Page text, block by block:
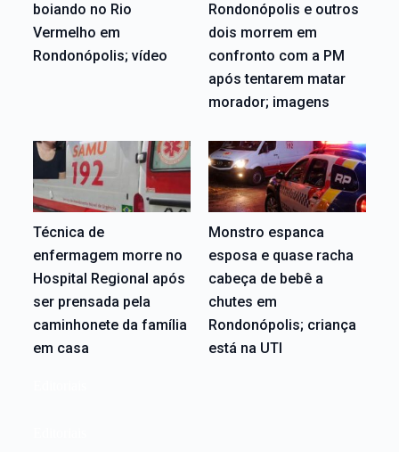
boiando no Rio
Vermelho em
Rondonópolis; vídeo
Rondonópolis e outros
dois morrem em
confronto com a PM
após tentarem matar
morador; imagens
Técnica de
enfermagem morre no
Hospital Regional após
ser prensada pela
caminhonete da família
em casa
Monstro espanca
esposa e quase racha
cabeça de bebê a
chutes em
Rondonópolis; criança
está na UTI